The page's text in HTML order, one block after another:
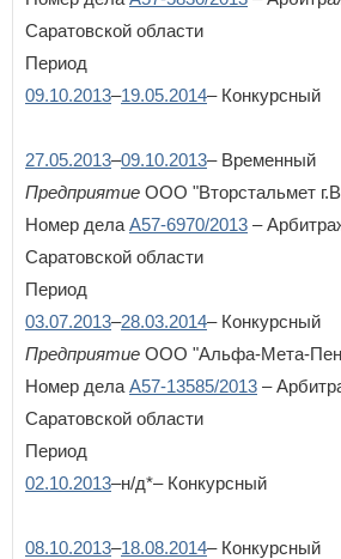
Саратовской области
Период
09.10.2013–19.05.2014– Конкурсный
27.05.2013–09.10.2013– Временный
Предприятие ООО "Вторстальмет
Номер дела А57-6970/2013 –
Саратовской области
Период
03.07.2013–28.03.2014– Конкурсный
Предприятие ООО "Альфа-Мета-
Номер дела А57-13585/2013 –
Саратовской области
Период
02.10.2013–н/д*– Конкурсный
08.10.2013–18.08.2014– Конкурсный